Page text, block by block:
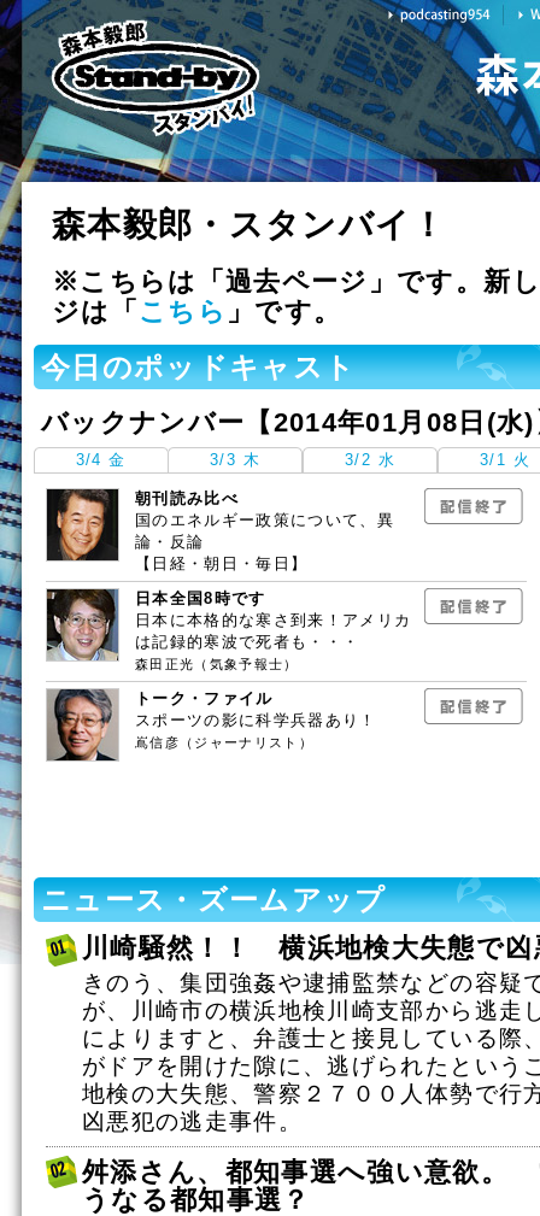
森本毅郎・スタンバイ！
※こちらは「過去ページ」です。新
ジは「 こちら 」です。
今日のポッドキャスト
バックナンバー【2014年01月08日(水)
3/4 金 3/3 木 3/2 水 3/1 火
朝刊読み比べ
国のエネルギー政策について、異
論・反論
【日経・朝日・毎日】
日本全国8時です
日本に本格的な寒さ到来！アメリカ
は記録的寒波で死者も・・・
森田正光（気象予報士）
トーク・ファイル
スポーツの影に科学兵器あり！
嶌信彦（ジャーナリスト）
ニュース・ズームアップ
川崎騒然！！ 横浜地検大失態で凶
きのう、集団強姦や逮捕監禁などの容疑
が、川崎市の横浜地検川崎支部から逃走
によりますと、弁護士と接見している際
がドアを開けた隙に、逃げられたという
地検の大失態、警察２７００人体勢で行
凶悪犯の逃走事件。
舛添さん、都知事選へ強い意欲。
うなる都知事選？